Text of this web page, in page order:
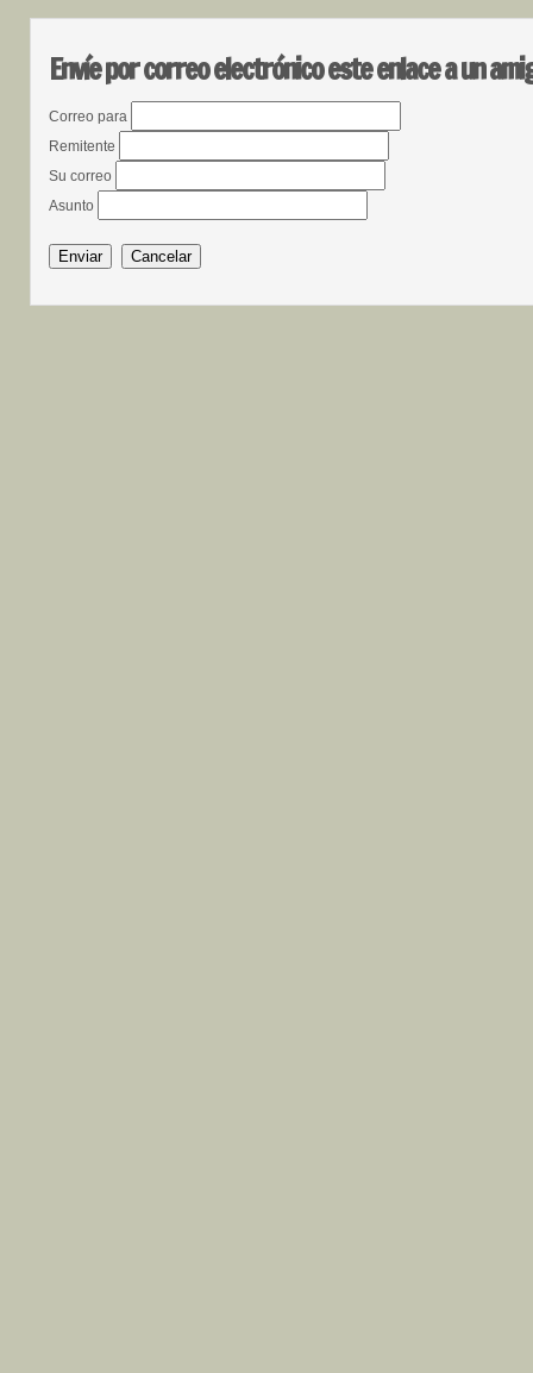
Envíe por correo electrónico este enlace a un
Correo para
Remitente
Su correo
Asunto
Enviar Cancelar